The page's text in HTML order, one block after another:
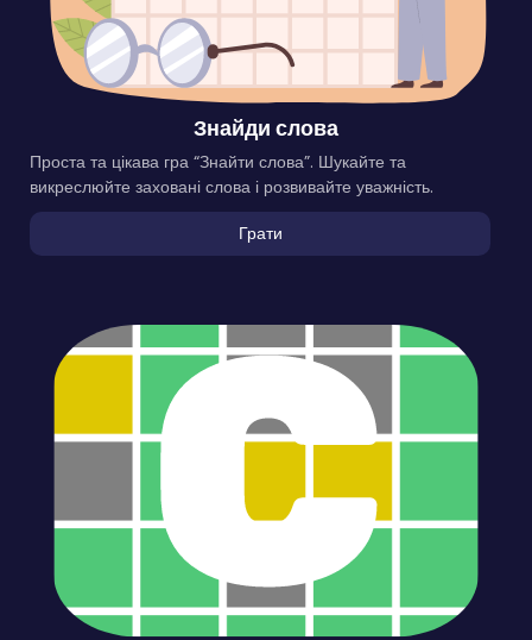
Знайди слова
Проста та цікава гра “Знайти слова”. Шукайте та
викреслюйте заховані слова і розвивайте уважність.
Грати